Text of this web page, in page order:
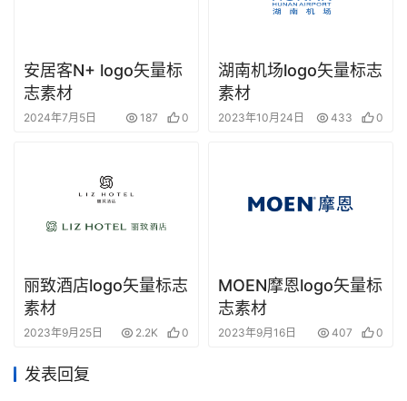
安居客N+ logo矢量标
志素材
2024年7月5日 187 0
湖南机场logo矢量标志
素材
2023年10月24日 433 0
丽致酒店logo矢量标志
素材
2023年9月25日 2.2K 0
MOEN摩恩logo矢量标
志素材
2023年9月16日 407 0
发表回复